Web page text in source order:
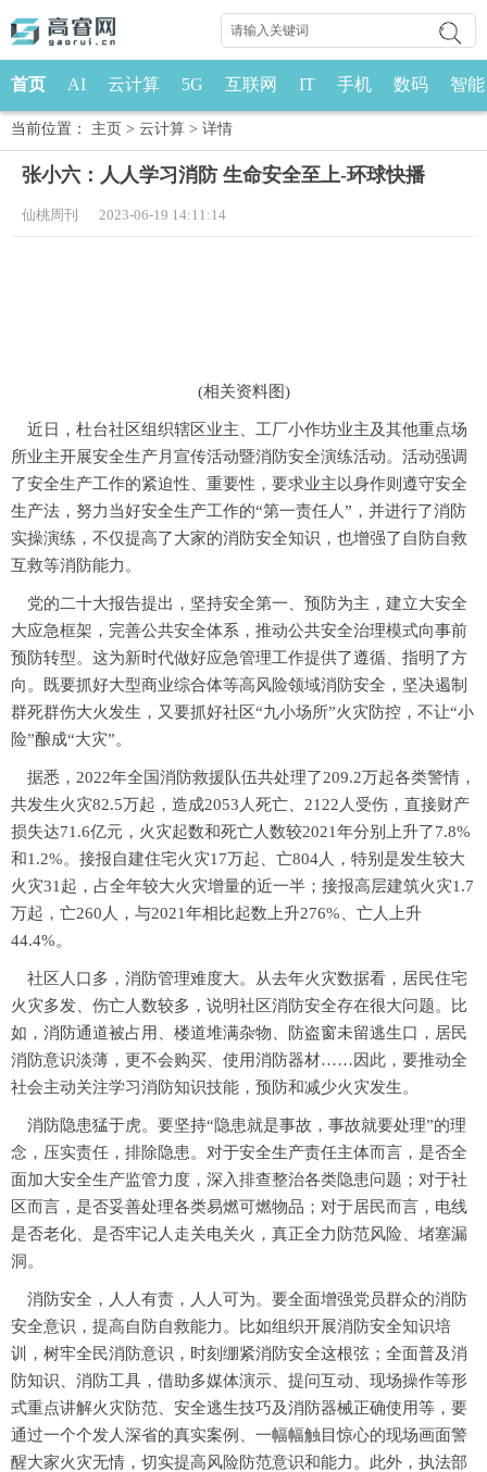
首页 AI 云计算 5G 互联网 IT 手机 数码 智能
当前位置： 主页 > 云计算 > 详情
张小六：人人学习消防 生命安全至上-环球快播
仙桃周刊 2023-06-19 14:11:14
(相关资料图)
近日，杜台社区组织辖区业主、工厂小作坊业主及其他重点场
所业主开展安全生产月宣传活动暨消防安全演练活动。活动强调
了安全生产工作的紧迫性、重要性，要求业主以身作则遵守安全
生产法，努力当好安全生产工作的“第一责任人”，并进行了消防
实操演练，不仅提高了大家的消防安全知识，也增强了自防自救
互救等消防能力。
党的二十大报告提出，坚持安全第一、预防为主，建立大安全
大应急框架，完善公共安全体系，推动公共安全治理模式向事前
预防转型。这为新时代做好应急管理工作提供了遵循、指明了方
向。既要抓好大型商业综合体等高风险领域消防安全，坚决遏制
群死群伤大火发生，又要抓好社区“九小场所”火灾防控，不让“小
险”酿成“大灾”。
据悉，2022年全国消防救援队伍共处理了209.2万起各类警情，
共发生火灾82.5万起，造成2053人死亡、2122人受伤，直接财产
损失达71.6亿元，火灾起数和死亡人数较2021年分别上升了7.8%
和1.2%。接报自建住宅火灾17万起、亡804人，特别是发生较大
火灾31起，占全年较大火灾增量的近一半；接报高层建筑火灾1.7
万起，亡260人，与2021年相比起数上升276%、亡人上升
44.4%。
社区人口多，消防管理难度大。从去年火灾数据看，居民住宅
火灾多发、伤亡人数较多，说明社区消防安全存在很大问题。比
如，消防通道被占用、楼道堆满杂物、防盗窗未留逃生口，居民
消防意识淡薄，更不会购买、使用消防器材……因此，要推动全
社会主动关注学习消防知识技能，预防和减少火灾发生。
消防隐患猛于虎。要坚持“隐患就是事故，事故就要处理”的理
念，压实责任，排除隐患。对于安全生产责任主体而言，是否全
面加大安全生产监管力度，深入排查整治各类隐患问题；对于社
区而言，是否妥善处理各类易燃可燃物品；对于居民而言，电线
是否老化、是否牢记人走关电关火，真正全力防范风险、堵塞漏
洞。
消防安全，人人有责，人人可为。要全面增强党员群众的消防
安全意识，提高自防自救能力。比如组织开展消防安全知识培
训，树牢全民消防意识，时刻绷紧消防安全这根弦；全面普及消
防知识、消防工具，借助多媒体演示、提问互动、现场操作等形
式重点讲解火灾防范、安全逃生技巧及消防器械正确使用等，要
通过一个个发人深省的真实案例、一幅幅触目惊心的现场画面警
醒大家火灾无情，切实提高风险防范意识和能力。此外，执法部